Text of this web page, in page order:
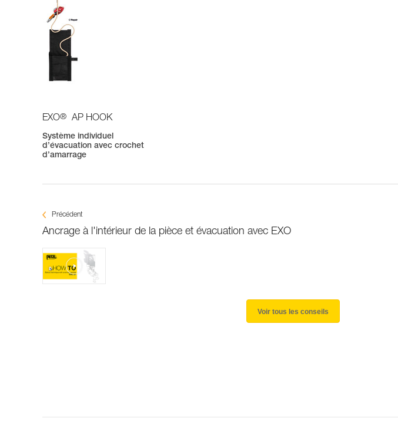
EXO® AP HOOK
Système individuel
d’évacuation avec crochet
d’amarrage
Précédent
Ancrage à l'intérieur de la pièce et évacuation avec EXO
Voir tous les conseils